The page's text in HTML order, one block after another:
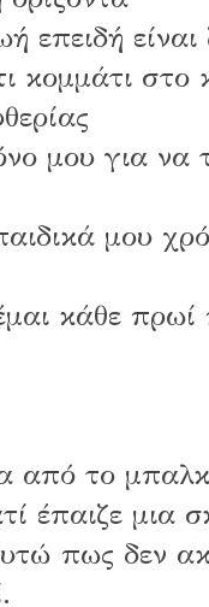
επειδή
κομμάτι στο
μου για να
μου
κάθε
από το
έπαιζε μια
πως δεν